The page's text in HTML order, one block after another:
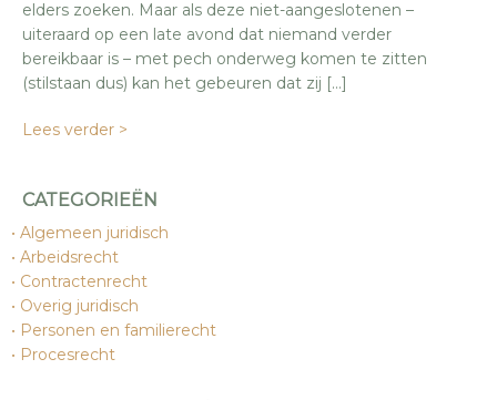
elders zoeken. Maar als deze niet-aangeslotenen –
uiteraard op een late avond dat niemand verder
bereikbaar is – met pech onderweg komen te zitten
(stilstaan dus) kan het gebeuren dat zij […]
Lees verder >
CATEGORIEËN
Algemeen juridisch
Arbeidsrecht
Contractenrecht
Overig juridisch
Personen en familierecht
Procesrecht